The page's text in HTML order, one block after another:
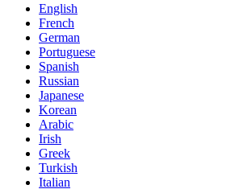
English
French
German
Portuguese
Spanish
Russian
Japanese
Korean
Arabic
Irish
Greek
Turkish
Italian